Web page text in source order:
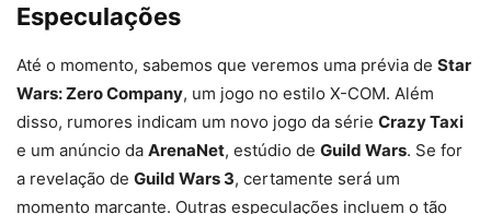
Especulações
Até o momento, sabemos que veremos uma prévia de Star
Wars: Zero Company, um jogo no estilo X-COM. Além
disso, rumores indicam um novo jogo da série Crazy Taxi
e um anúncio da ArenaNet, estúdio de Guild Wars. Se for
a revelação de Guild Wars 3, certamente será um
momento marcante. Outras especulações incluem o tão